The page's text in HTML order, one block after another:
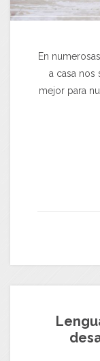
En
a casa
mejor para